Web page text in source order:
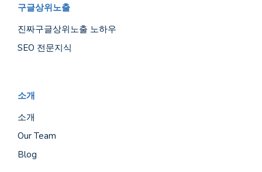
구글상위노출
진짜구글상위노출 노하우
SEO 전문지식
소개
소개
Our Team
Blog